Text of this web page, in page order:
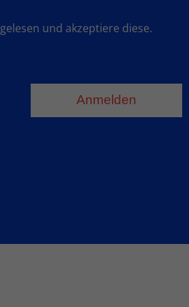
gelesen und akzeptiere diese.
Anmelden